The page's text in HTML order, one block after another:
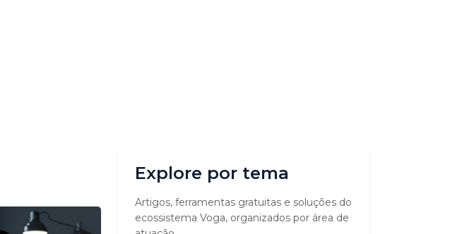
Explore por tema
Artigos, ferramentas gratuitas e soluções do
ecossistema Voga, organizados por área de